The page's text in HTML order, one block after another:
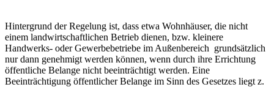
Hintergrund der Regelung ist, dass etwa Wohnhäuser, die nicht
einem landwirtschaftlichen Betrieb dienen, bzw. kleinere
Handwerks- oder Gewerbebetriebe im Außenbereich grundsätzlich
nur dann genehmigt werden können, wenn durch ihre Errichtung
öffentliche Belange nicht beeinträchtigt werden. Eine
Beeinträchtigung öffentlicher Belange im Sinn des Gesetzes liegt z.